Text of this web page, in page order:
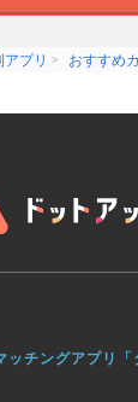
chrome
to-dos to
a $4.99 a
features and
will
of Use:
Policy:
プリ おすすめ
ッチングアプリ「